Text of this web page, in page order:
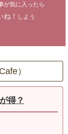
が気に入ったら
ね！ しよう
）
得？